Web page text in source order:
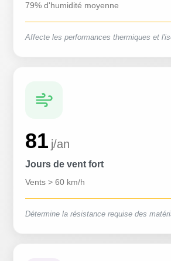
79% d'humidité moyenne
Affecte les performances thermiques et
81 j/an
Jours de vent fort
Vents > 60 km/h
Détermine la résistance requise des